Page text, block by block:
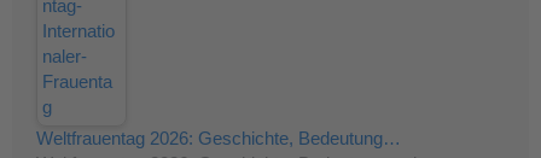
Weltfrauentag 2026: Geschichte, Bedeutung…